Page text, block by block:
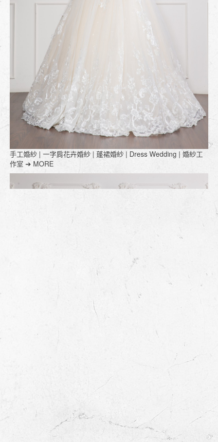
手工婚紗 | 一字肩花卉婚紗 | 蓬裙婚紗 | Dress Wedding | 婚紗工
作室 ➔ MORE